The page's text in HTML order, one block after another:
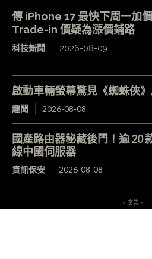
傳 iPhone 17 最快下周一加
Trade-in 價疑為漲價鋪路
科技新聞 2026-08-09
啟動車輛螢幕驚見《蜘蛛俠
趣聞 2026-08-08
國產路由器秘藏後門！逾 20
線中國伺服器
資訊保安 2026-08-08
- 廣告 -